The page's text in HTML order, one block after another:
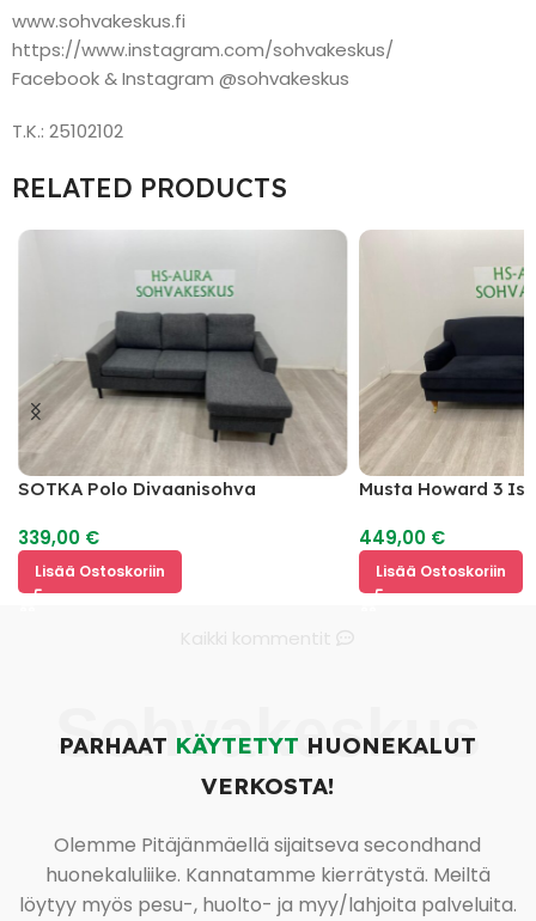
www.sohvakeskus.fi
https://www.instagram.com/sohvakeskus/
Facebook & Instagram @sohvakeskus
T.K.: 25102102
RELATED PRODUCTS
SOTKA Polo Divaanisohva
339,00 €
Lisää Ostoskoriin
Musta Howard 3
449,00 €
Lisää Ostoskoriin
Sohvakeskus
PARHAAT KÄYTETYT HUONEKALUT
VERKOSTA!
Olemme Pitäjänmäellä sijaitseva secondhand
huonekaluliike. Kannatamme kierrätystä. Meiltä
löytyy myös pesu-, huolto- ja myy/lahjoita palveluita.